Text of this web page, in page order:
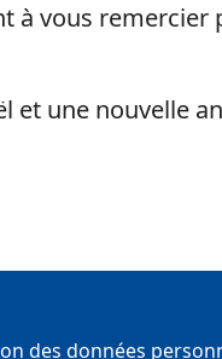
à vous
et une nouvelle
des données